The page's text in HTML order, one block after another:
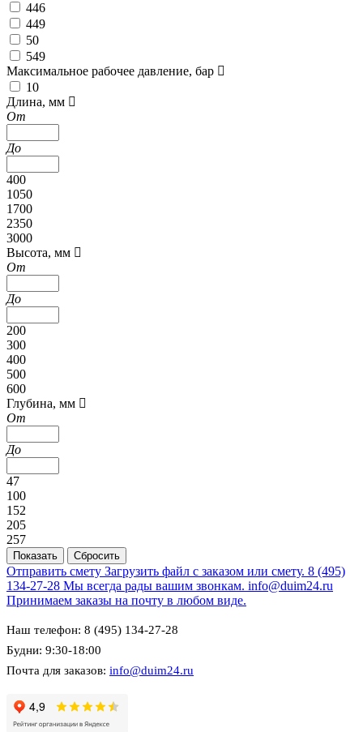
446
449
50
549
Максимальное рабочее давление, бар
10
Длина, мм
От
До
400
1050
1700
2350
3000
Высота, мм
От
До
200
300
400
500
600
Глубина, мм
От
До
47
100
152
205
257
Отправить смету Загрузить файл с заказом или смету. 8 (495)
134-27-28 Мы всегда рады вашим звонкам. info@duim24.ru
Принимаем заказы на почту в любом виде.
Наш телефон: 8 (495) 134-27-28
Будни: 9:30-18:00
Почта для заказов: info@duim24.ru